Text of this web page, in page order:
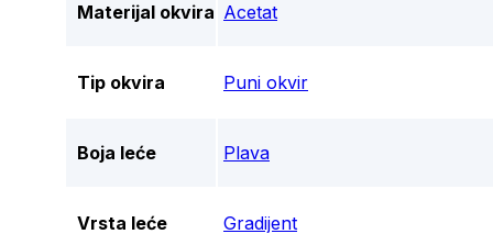
Materijal okvira Acetat
Tip okvira Puni okvir
Boja leće Plava
Vrsta leće Gradijent